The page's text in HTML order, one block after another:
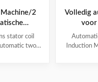
2
stator coil
two
1. Main
Volledig
voor
Induction